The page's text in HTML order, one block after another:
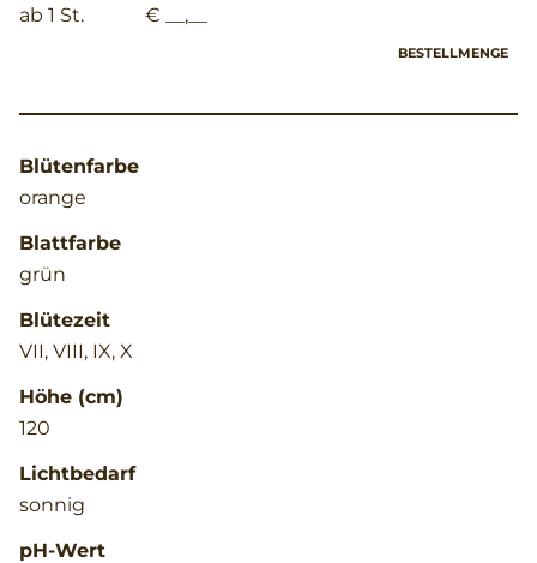
ab 1 St.
€ __,__
BESTELLMENGE
Blütenfarbe
orange
Blattfarbe
grün
Blütezeit
VII, VIII, IX, X
Höhe (cm)
120
Lichtbedarf
sonnig
pH-Wert